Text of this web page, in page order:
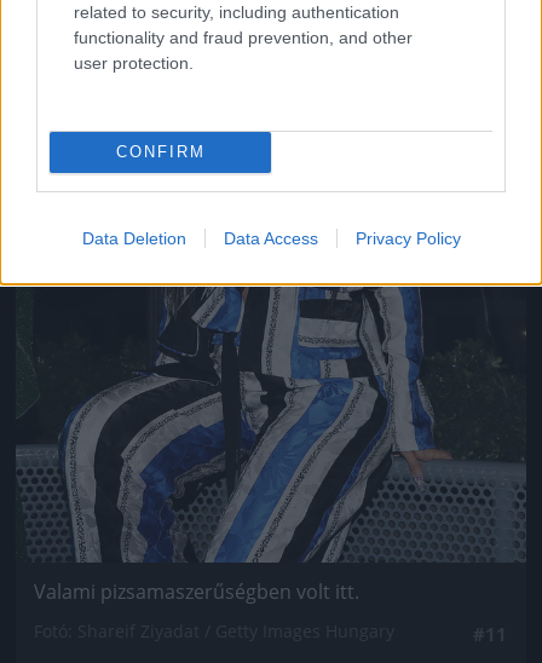
related to security, including authentication
functionality and fraud prevention, and other
user protection.
CONFIRM
Data Deletion Data Access Privacy Policy
Valami pizsamaszerűségben volt itt.